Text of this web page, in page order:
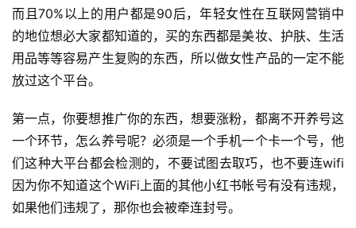
而且70%以上的用户都是90后，年轻女性在互联网营销中
的地位想必大家都知道的，买的东西都是美妆、护肤、生活
用品等等容易产生复购的东西，所以做女性产品的一定不能
放过这个平台。
第一点，你要想推广你的东西，想要涨粉，都离不开养号这
一个环节，怎么养号呢？必须是一个手机一个卡一个号，他
们这种大平台都会检测的，不要试图去取巧，也不要连wifi
因为你不知道这个WiFi上面的其他小红书帐号有没有违规，
如果他们违规了，那你也会被牵连封号。